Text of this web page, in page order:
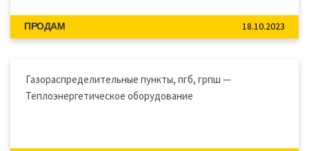
ПРОДАМ 18.10.2023
Газораспределительные пункты, пгб, грпш —
Теплоэнергетическое оборудование